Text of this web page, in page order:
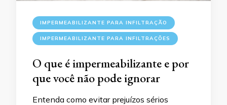
IMPERMEABILIZANTE PARA INFILTRAÇÃO
IMPERMEABILIZANTE PARA INFILTRAÇÕES
O que é impermeabilizante e por
que você não pode ignorar
Entenda como evitar prejuízos sérios